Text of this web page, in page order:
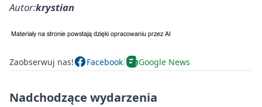
Autor:krystian
Zaobserwuj nas! Facebook Google News
Nadchodzące wydarzenia